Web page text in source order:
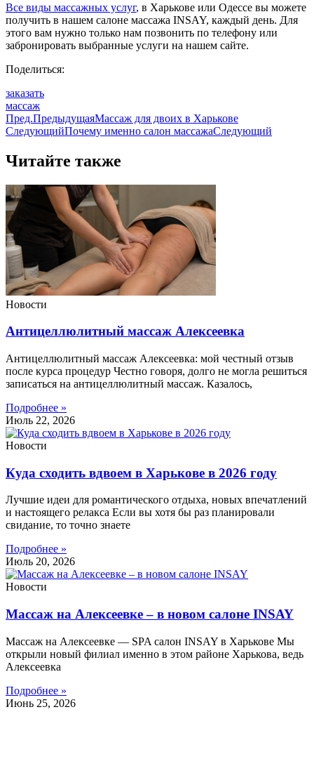
Все виды массажных услуг, в Харькове или Одессе вы можете
получить в нашем салоне массажа INSAY, каждый день. Для
этого вам нужно только нам позвонить по телефону или
забронировать выбранные услуги на нашем сайте.
Поделиться:
заказать
массаж
Пред.ПредыдущаяМассаж для двоих в Харькове
СледующийПочему именно салон массажаСледующий
Читайте также
Новости
Антицеллюлитный массаж Алексеевка
Антицеллюлитный массаж Алексеевка: мой честный отзыв
после курса процедур Честно говоря, долго не могла решиться
записаться на антицеллюлитный массаж. Казалось,
Подробнее »
Июль 22, 2026
Новости
Куда сходить вдвоем в Харькове в 2026 году
Лучшие идеи для романтического отдыха, новых впечатлений
и настоящего релакса Если вы хотя бы раз планировали
свидание, то точно знаете
Подробнее »
Июль 20, 2026
Новости
Массаж на Алексеевке – в новом салоне INSAY
Массаж на Алексеевке — SPA салон INSAY в Харькове Мы
открыли новый филиал именно в этом районе Харькова, ведь
Алексеевка
Подробнее »
Июнь 25, 2026